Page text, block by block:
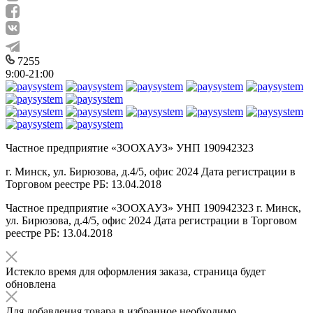
7255
9:00-21:00
Частное предприятие «ЗООХАУЗ» УНП 190942323
г. Минск, ул. Бирюзова, д.4/5, офис 2024 Дата регистрации в
Торговом реестре РБ: 13.04.2018
Частное предприятие «ЗООХАУЗ» УНП 190942323 г. Минск,
ул. Бирюзова, д.4/5, офис 2024 Дата регистрации в Торговом
реестре РБ: 13.04.2018
Истекло время для оформления заказа, страница будет
обновлена